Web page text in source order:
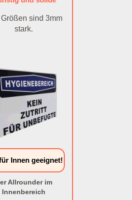
sind 3mm
stark.
Innen geeignet!
Allrounder im
Innenbereich